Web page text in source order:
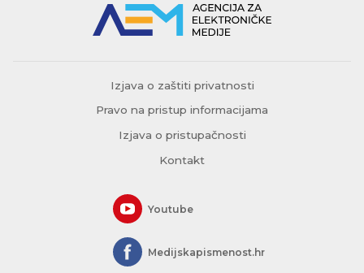
Izjava o zaštiti privatnosti
Pravo na pristup informacijama
Izjava o pristupačnosti
Kontakt
Youtube
Medijskapismenost.hr